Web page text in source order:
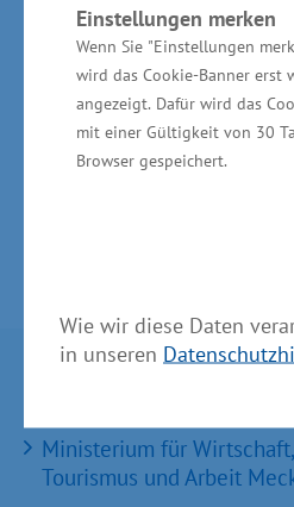
Einstellungen merken
Wenn Sie "Einstellungen
wird das Cookie-Banner erst
angezeigt. Dafür wird das
mit einer Gültigkeit von 30
Browser gespeichert.
Wie wir diese Daten
in unseren
und Fahrzeugbaus.
aus dem Baugewerbe zu
Ministerium für
Tourismus und Arbeit